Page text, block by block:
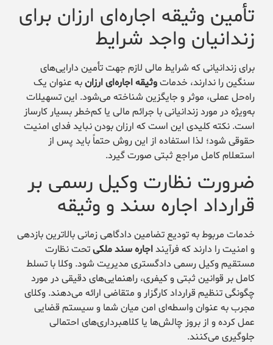
تأمین وثیقه اجاره‌ای ارزان برای
زندانیان واجد شرایط
برای زندانیانی که شرایط مالی لازم جهت تأمین دارایی‌های
سنگین را ندارند، خدماتوثیقه اجاره‌ای ارزانبه عنوان یک
راه‌حل عملی، موثر و جایگزین شناخته می‌شود. این تسهیلات
به‌ویژه در مورد زندانیانی با جرائم مالی یا کم‌خطر بسیار کارساز
است. نکته کلیدی این است که ارزان بودن نباید فدای امنیت
حقوقی شود؛ لذا استفاده از این روش حتماً باید پس از
استعلام کامل مراجع ثبتی صورت گیرد.
ضرورت نظارت وکیل رسمی بر
قرارداد اجاره سند و وثیقه
خدمات مربوط به تودیع تضامین دادگاهی زمانی بالاترین بازدهی
و امنیت را دارند که فرآینداجاره سند ملکیتحت نظارت
مستقیم وکیل رسمی دادگستری مدیریت شود. وکلا با تسلط
کامل بر قوانین ثبتی و کیفری، راهنمایی‌های دقیقی در مورد
چگونگی تنظیم قرارداد کارگزار و متقاضی ارائه می‌دهند. وکلای
مجرب به عنوان واسطه‌ای امن میان شما و سیستم قضایی
عمل کرده و از بروز چالش‌ها یا کلاهبرداری‌های احتمالی
جلوگیری می‌کنند.